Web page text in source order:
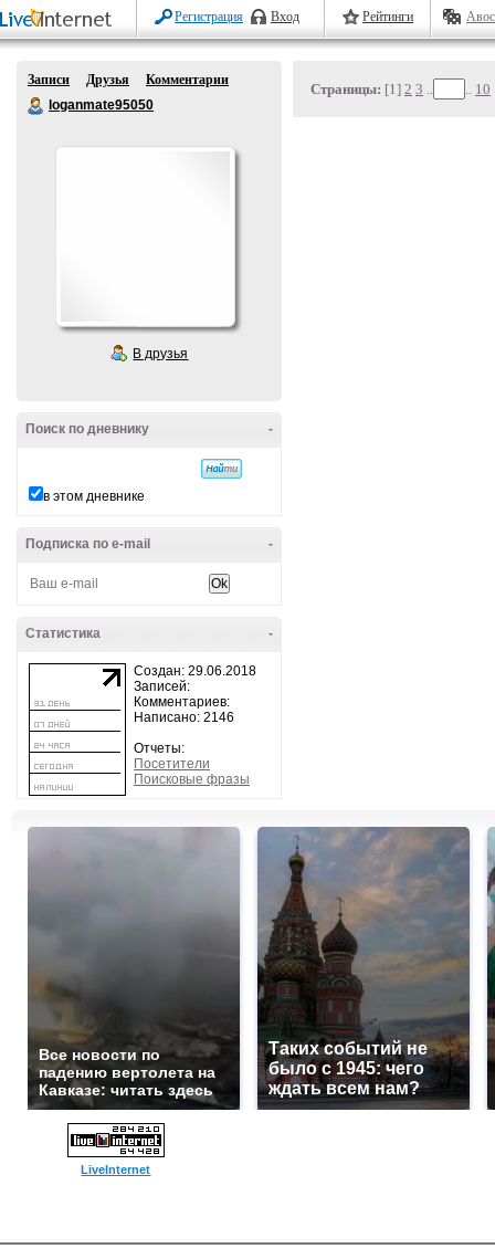
Регистрация Вход Рейтинги
Записи Друзья
Комментарии
loganmate95050
В друзья
-
Поиск по дневнику
в этом дневнике
-
Подписка по e-mail
-
Статистика
Создан: 29.06.2018
Записей:
Комментариев:
Написано: 2146
Отчеты:
Посетители
Поисковые фразы
Страницы: [1] 2 3 .. .. 10
Все новости по
падению вертолета на
Кавказе: читать здесь
Таких событий не
было с 1945: чего
ждать всем нам?
LiveInternet